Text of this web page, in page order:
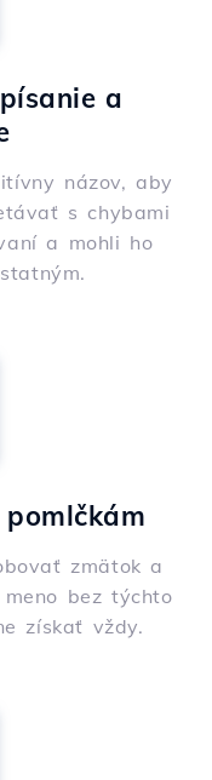
a
názov, aby
s chybami
a mohli ho
zmätok a
bez týchto
získať vždy.